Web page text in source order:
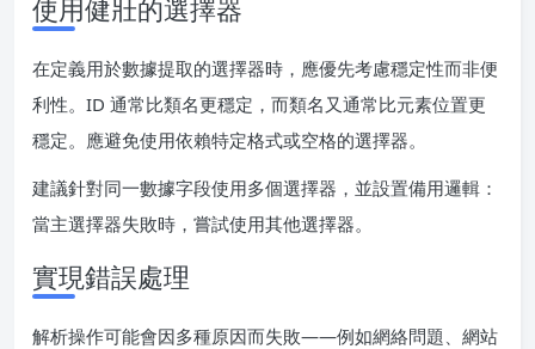
使用健壯的選擇器
在定義用於數據提取的選擇器時，應優先考慮穩定性而非便
利性。ID 通常比類名更穩定，而類名又通常比元素位置更
穩定。應避免使用依賴特定格式或空格的選擇器。
建議針對同一數據字段使用多個選擇器，並設置備用邏輯：
當主選擇器失敗時，嘗試使用其他選擇器。
實現錯誤處理
解析操作可能會因多種原因而失敗——例如網絡問題、網站